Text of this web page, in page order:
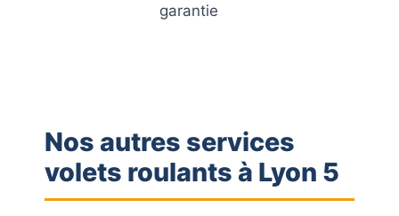
garantie
Nos autres services
volets roulants à Lyon 5